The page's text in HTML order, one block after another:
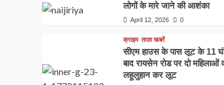
लोगों के मारे जाने की आशंका
April 12, 2026 0
क्राइम ताज़ा खबरें
सीएम हाउस के पास लूट के 11
बाद रायसेन रोड पर दो महिलाओं
लहूलुहान कर लूट